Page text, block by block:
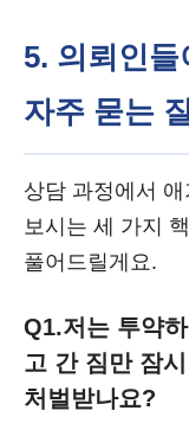
5. 의뢰인
자주 묻는
상담 과정에서
보시는 세 가지
풀어드릴게요.
Q1.저는 투약
고 간 짐만 잠
처벌받나요?